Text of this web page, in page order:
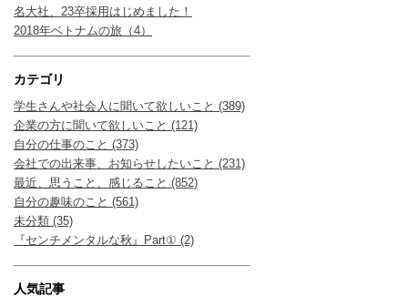
名大社、23卒採用はじめました！
2018年ベトナムの旅（4）
カテゴリ
学生さんや社会人に聞いて欲しいこと (389)
企業の方に聞いて欲しいこと (121)
自分の仕事のこと (373)
会社での出来事、お知らせしたいこと (231)
最近、思うこと、感じること (852)
自分の趣味のこと (561)
未分類 (35)
『センチメンタルな秋』Part① (2)
人気記事